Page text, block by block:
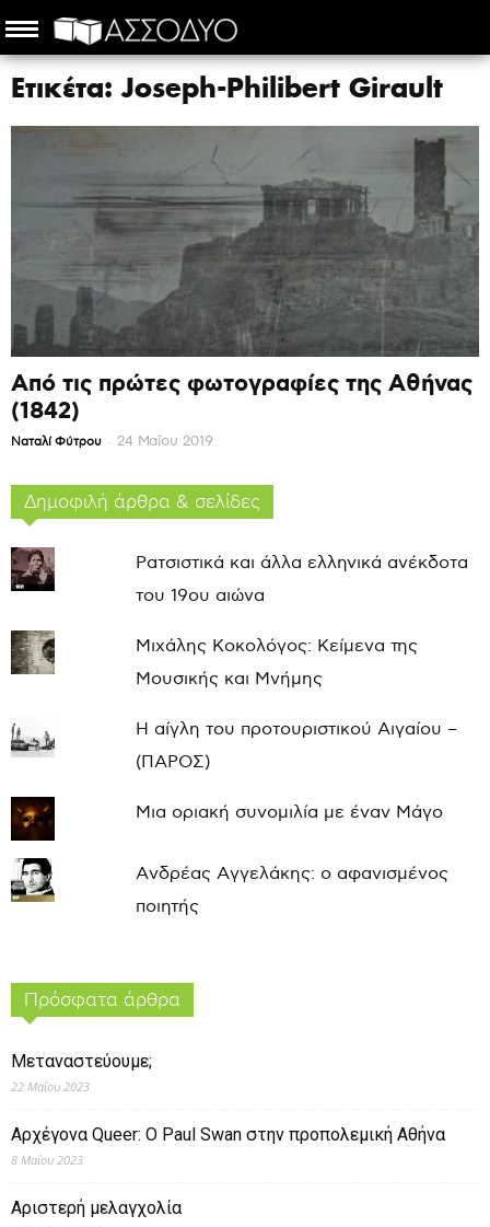
Ετικέτα: Joseph-Philibert Girault
Από τις πρώτες φωτογραφίες της Αθήνας
(1842)
Ναταλί Φύτρου - 24 Μαΐου 2019
Δημοφιλή άρθρα & σελίδες
Ρατσιστικά και άλλα ελληνικά ανέκδοτα
του 19ου αιώνα
Μιχάλης Κοκολόγος: Κείμενα της
Μουσικής και Μνήμης
Η αίγλη του προτουριστικού Αιγαίου –
(ΠΑΡΟΣ)
Μια οριακή συνομιλία με έναν Μάγο
Ανδρέας Αγγελάκης: ο αφανισμένος
ποιητής
Πρόσφατα άρθρα
Μεταναστεύουμε;
22 Μαΐου 2023
Αρχέγονα Queer: O Paul Swan στην προπολεμική Αθήνα
8 Μαΐου 2023
Αριστερή μελαγχολία